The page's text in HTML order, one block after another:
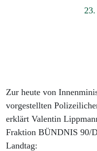
Zur heute von
vorgestellten
erklärt Valentin
Fraktion BÜNDNIS 90/
Landtag: